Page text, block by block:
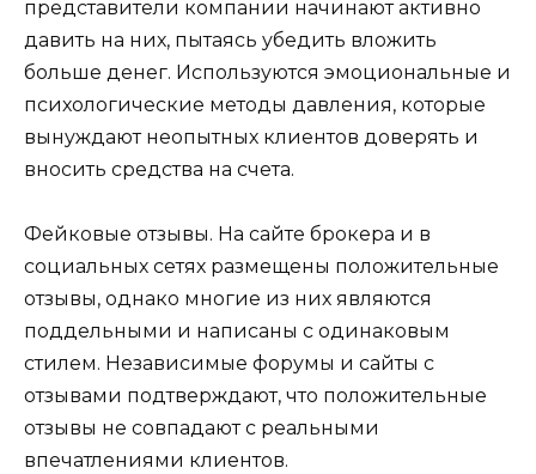
представители компании начинают активно
давить на них, пытаясь убедить вложить
больше денег. Используются эмоциональные и
психологические методы давления, которые
вынуждают неопытных клиентов доверять и
вносить средства на счета.
Фейковые отзывы. На сайте брокера и в
социальных сетях размещены положительные
отзывы, однако многие из них являются
поддельными и написаны с одинаковым
стилем. Независимые форумы и сайты с
отзывами подтверждают, что положительные
отзывы не совпадают с реальными
впечатлениями клиентов.